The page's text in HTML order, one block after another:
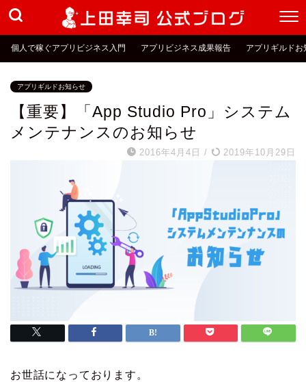
個人で稼ぐアプリビジネス入門 アプリビジネス成果報告 アプリギルドお
アプリギルドお知らせ
【重要】「App Studio Pro」システム
メンテナンスのお知らせ
2016年4月4日 / 2019年10月29日
お世話になっております。